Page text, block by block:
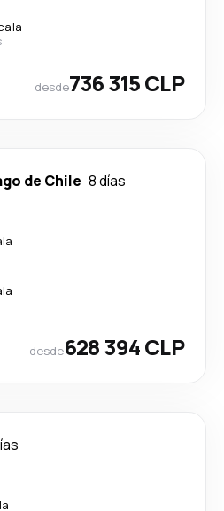
desde736 315 CLP
de Chile 8 días
desde628 394 CLP